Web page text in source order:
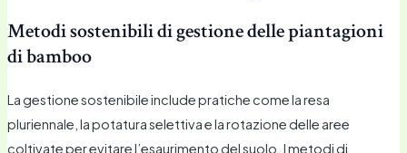
Metodi sostenibili di gestione delle piantagioni
di bamboo
La gestione sostenibile include pratiche come la resa
pluriennale, la potatura selettiva e la rotazione delle aree
coltivate per evitare l’esaurimento del suolo. I metodi di